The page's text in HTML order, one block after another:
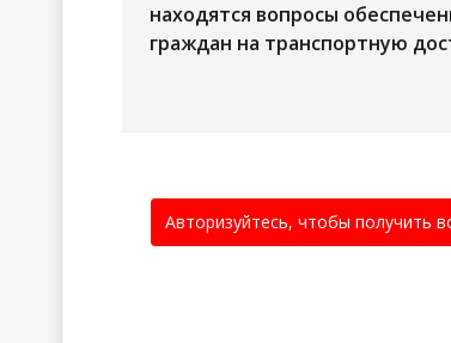
находятся вопросы
граждан на транспортную
Авторизуйтесь, чтобы получить